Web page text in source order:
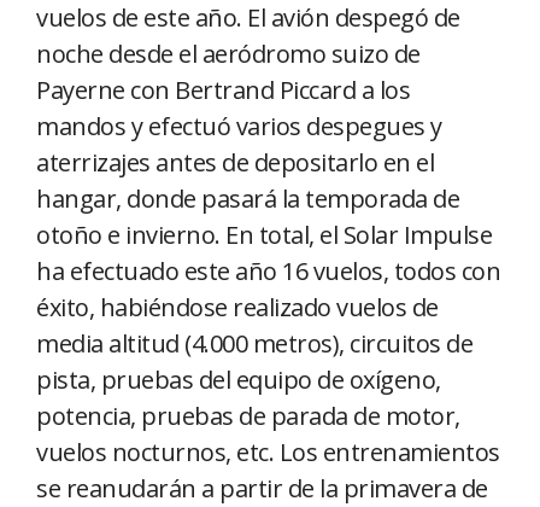
vuelos de este año. El avión despegó de
noche desde el aeródromo suizo de
Payerne con Bertrand Piccard a los
mandos y efectuó varios despegues y
aterrizajes antes de depositarlo en el
hangar, donde pasará la temporada de
otoño e invierno. En total, el Solar Impulse
ha efectuado este año 16 vuelos, todos con
éxito, habiéndose realizado vuelos de
media altitud (4.000 metros), circuitos de
pista, pruebas del equipo de oxígeno,
potencia, pruebas de parada de motor,
vuelos nocturnos, etc. Los entrenamientos
se reanudarán a partir de la primavera de